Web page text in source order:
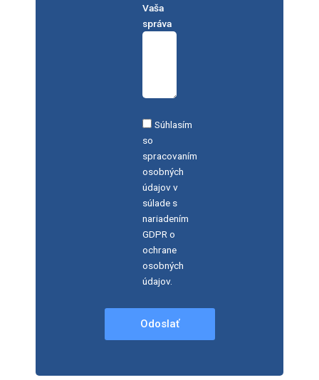
Vaša
správa
Súhlasím
so
spracovaním
osobných
údajov v
súlade s
nariadením
GDPR o
ochrane
osobných
údajov.
Odoslať